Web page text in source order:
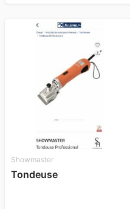
Showmaster
Tondeuse